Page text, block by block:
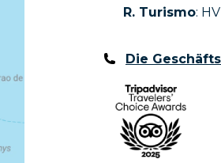
R. Turismo:
Die